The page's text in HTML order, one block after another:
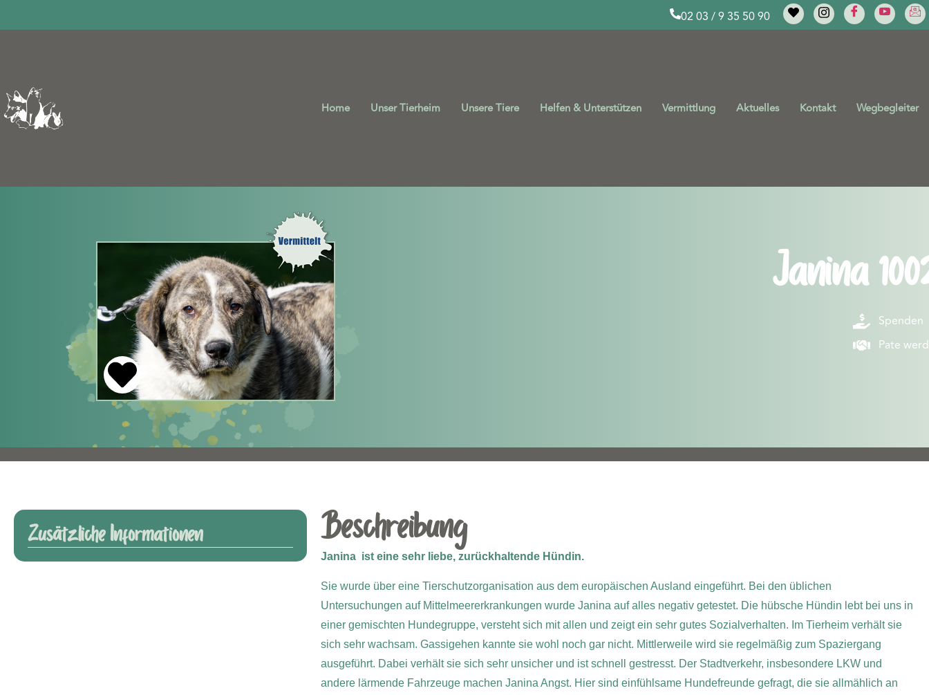
02 03 / 9 35 50 90
Home Unser Tierheim Unsere Tiere Helfen & Unterstützen Vermittlung Aktuelles Kontakt Wegbegleiter
Janina
Spenden
Pate
Zusätzliche Informationen Beschreibung
Janina ist eine sehr liebe, zurückhaltende Hündin.
Sie wurde über eine Tierschutzorganisation aus dem europäischen Ausland eingeführt. Bei den üblichen
Untersuchungen auf Mittelmeererkrankungen wurde Janina auf alles negativ getestet. Die hübsche Hündin lebt bei uns in
einer gemischten Hundegruppe, versteht sich mit allen und zeigt ein sehr gutes Sozialverhalten. Im Tierheim verhält sie
sich sehr wachsam. Gassigehen kannte sie wohl noch gar nicht. Mittlerweile wird sie regelmäßig zum Spaziergang
ausgeführt. Dabei verhält sie sich sehr unsicher und ist schnell gestresst. Der Stadtverkehr, insbesondere LKW und
andere lärmende Fahrzeuge machen Janina Angst. Hier sind einfühlsame Hundefreunde gefragt, die sie allmählich an